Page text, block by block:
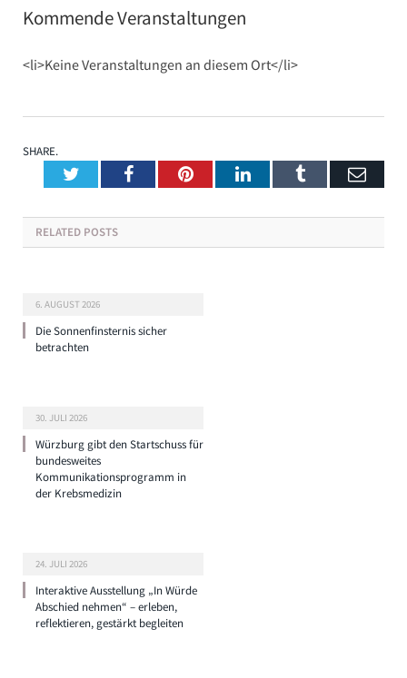
Kommende Veranstaltungen
<li>Keine Veranstaltungen an diesem Ort</li>
SHARE.
TwitterFacebookPinterestLinkedInTumblr
RELATED POSTS
6. AUGUST 2026
Die Sonnenfinsternis sicher
betrachten
30. JULI 2026
Würzburg gibt den Startschuss für
bundesweites
Kommunikationsprogramm in
der Krebsmedizin
24. JULI 2026
Interaktive Ausstellung „In Würde
Abschied nehmen“ – erleben,
reflektieren, gestärkt begleiten